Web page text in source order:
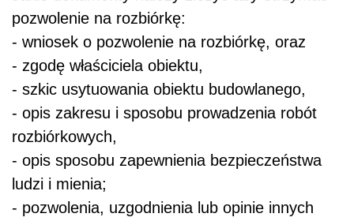
pozwolenie na rozbiórkę:
- wniosek o pozwolenie na rozbiórkę, oraz
- zgodę właściciela obiektu,
- szkic usytuowania obiektu budowlanego,
- opis zakresu i sposobu prowadzenia robót
rozbiórkowych,
- opis sposobu zapewnienia bezpieczeństwa
ludzi i mienia;
- pozwolenia, uzgodnienia lub opinie innych